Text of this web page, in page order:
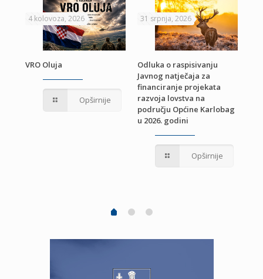
4 kolovoza, 2026
VRO Oluja
Opširnije
31 srpnja, 2026
Odluka o raspisivanju
Javnog natječaja za
financiranje projekata
razvoja lovstva na
području Općine Karlobag
u 2026. godini
Opširnije